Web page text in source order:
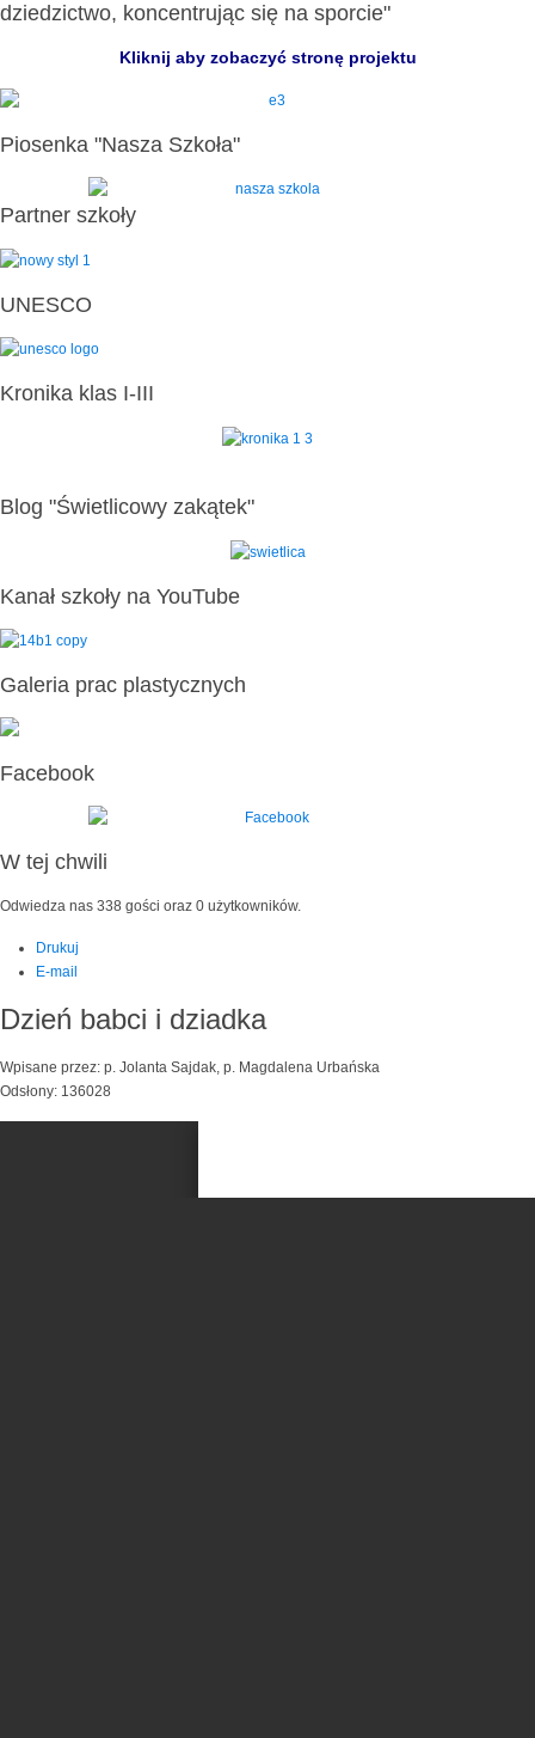
dziedzictwo, koncentrując się na sporcie"
Kliknij aby zobaczyć stronę projektu
Piosenka "Nasza Szkoła"
Partner szkoły
UNESCO
Kronika klas I-III
Blog "Świetlicowy zakątek"
Kanał szkoły na YouTube
Galeria prac plastycznych
Facebook
W tej chwili
Odwiedza nas 338 gości oraz 0 użytkowników.
Drukuj
E-mail
Dzień babci i dziadka
Wpisane przez: p. Jolanta Sajdak, p. Magdalena Urbańska
Odsłony: 136028